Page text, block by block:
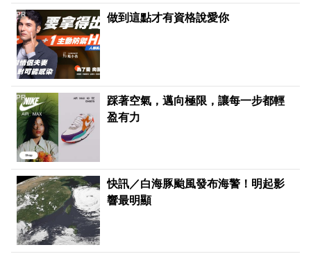
做到這點才有資格說愛你
PR
踩著空氣，邁向極限，讓每一步都輕
盈有力
PR
快訊／白海豚颱風發布海警！明起影
響最明顯